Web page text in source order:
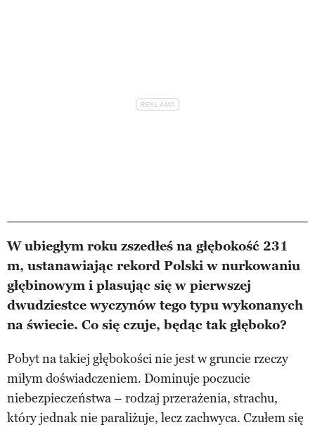
W ubiegłym roku zszedłeś na głębokość 231
m, ustanawiając rekord Polski w nurkowaniu
głębinowym i plasując się w pierwszej
dwudziestce wyczynów tego typu wykonanych
na świecie. Co się czuje, będąc tak głęboko?
Pobyt na takiej głębokości nie jest w gruncie rzeczy
miłym doświadczeniem. Dominuje poczucie
niebezpieczeństwa – rodzaj przerażenia, strachu,
który jednak nie paraliżuje, lecz zachwyca. Czułem się